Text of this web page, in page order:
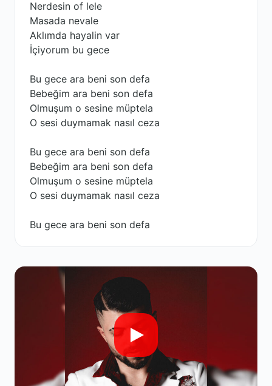
Nerdesin of lele
Masada nevale
Aklımda hayalin var
İçiyorum bu gece
Bu gece ara beni son defa
Bebeğim ara beni son defa
Olmuşum o sesine müptela
O sesi duymamak nasıl ceza
Bu gece ara beni son defa
Bebeğim ara beni son defa
Olmuşum o sesine müptela
O sesi duymamak nasıl ceza
Bu gece ara beni son defa